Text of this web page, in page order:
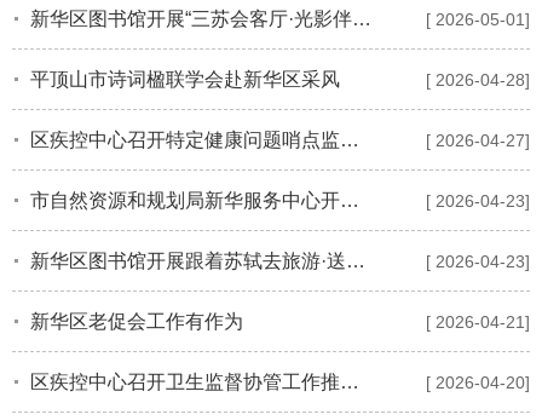
新华区图书馆开展“三苏会客厅·光影伴书香”五一专场电影展播活动 [ 2026-05-01]
平顶山市诗词楹联学会赴新华区采风 [ 2026-04-28]
区疾控中心召开特定健康问题哨点监测工作培训会议 [ 2026-04-27]
市自然资源和规划局新华服务中心开展第57个世界地球日活动 [ 2026-04-23]
新华区图书馆开展跟着苏轼去旅游·送文化进乡村活动 [ 2026-04-23]
新华区老促会工作有作为 [ 2026-04-21]
区疾控中心召开卫生监督协管工作推进会 [ 2026-04-20]